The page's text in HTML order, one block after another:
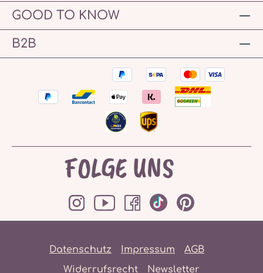
GOOD TO KNOW
B2B
FOLGE UNS
Datenschutz Impressum
AGB
Widerrufsrecht
Newsletter